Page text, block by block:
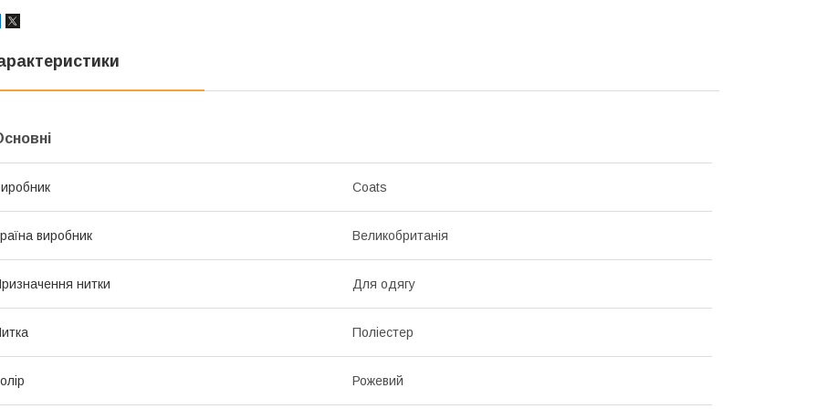
Coats
виробник Великобританія
нитки Для одягу
Поліестер
Рожевий